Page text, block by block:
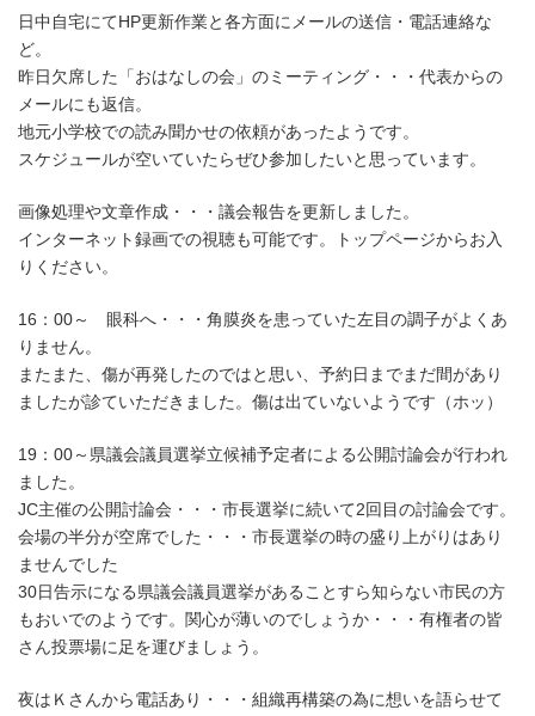
日中自宅にてHP更新作業と各方面にメールの送信・電話連絡な
ど。
昨日欠席した「おはなしの会」のミーティング・・・代表からの
メールにも返信。
地元小学校での読み聞かせの依頼があったようです。
スケジュールが空いていたらぜひ参加したいと思っています。
画像処理や文章作成・・・議会報告を更新しました。
インターネット録画での視聴も可能です。トップページからお入
りください。
16：00～ 眼科へ・・・角膜炎を患っていた左目の調子がよくあ
りません。
またまた、傷が再発したのではと思い、予約日までまだ間があり
ましたが診ていただきました。傷は出ていないようです（ホッ）
19：00～県議会議員選挙立候補予定者による公開討論会が行われ
ました。
JC主催の公開討論会・・・市長選挙に続いて2回目の討論会です。
会場の半分が空席でした・・・市長選挙の時の盛り上がりはあり
ませんでした
30日告示になる県議会議員選挙があることすら知らない市民の方
もおいでのようです。関心が薄いのでしょうか・・・有権者の皆
さん投票場に足を運びましょう。
夜はＫさんから電話あり・・・組織再構築の為に想いを語らせて